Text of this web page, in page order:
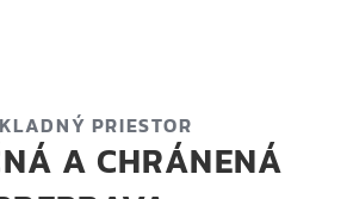
PRIESTOR
A CHRÁNENÁ